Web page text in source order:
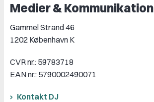
Medier & Kommunikation
Gammel Strand 46
1202 København K
CVR nr.: 59783718
EAN nr.: 5790002490071
Kontakt DJ